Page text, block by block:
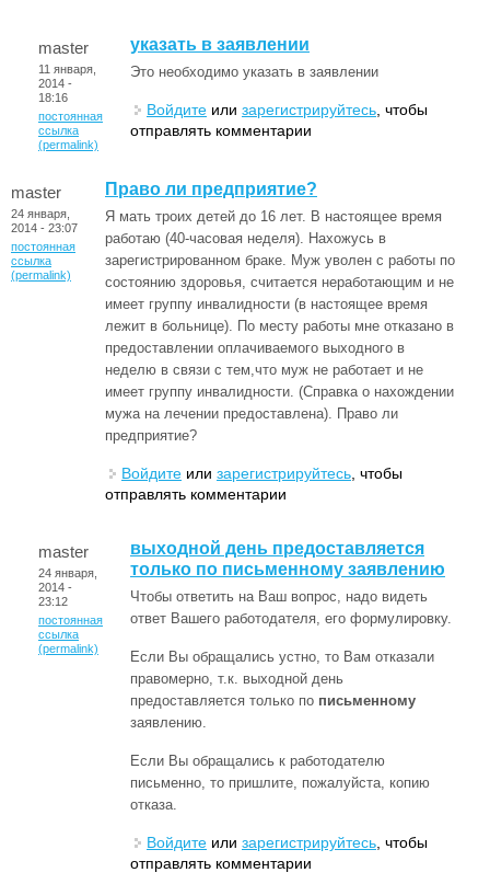
master
11 января,
2014 -
18:16
постоянная
ссылка
(permalink)
указать в заявлении
Это необходимо указать в заявлении
Войдите или зарегистрируйтесь , чтобы
отправлять комментарии
master
24 января,
2014 - 23:07
постоянная
ссылка
(permalink)
Право ли предприятие?
Я мать троих детей до 16 лет. В настоящее время
работаю (40-часовая неделя). Нахожусь в
зарегистрированном браке. Муж уволен с работы по
состоянию здоровья, считается неработающим и не
имеет группу инвалидности (в настоящее время
лежит в больнице). По месту работы мне отказано в
предоставлении оплачиваемого выходного в
неделю в связи с тем,что муж не работает и не
имеет группу инвалидности. (Справка о нахождении
мужа на лечении предоставлена). Право ли
предприятие?
Войдите или зарегистрируйтесь , чтобы
отправлять комментарии
master
24 января,
2014 -
23:12
постоянная
ссылка
(permalink)
выходной день предоставляется
только по письменному заявлению
Чтобы ответить на Ваш вопрос, надо видеть
ответ Вашего работодателя, его формулировку.
Если Вы обращались устно, то Вам отказали
правомерно, т.к. выходной день
предоставляется только по письменному
заявлению.
Если Вы обращались к работодателю
письменно, то пришлите, пожалуйста, копию
отказа.
Войдите или зарегистрируйтесь , чтобы
отправлять комментарии